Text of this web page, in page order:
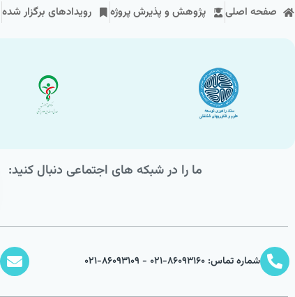
صفحه اصلی پژوهش و پذیرش پروژه رویداد‌های برگزار شده
ما را در شبکه های اجتماعی دنبال کنید:
شماره تماس: 86093160-021 - 86093109-021